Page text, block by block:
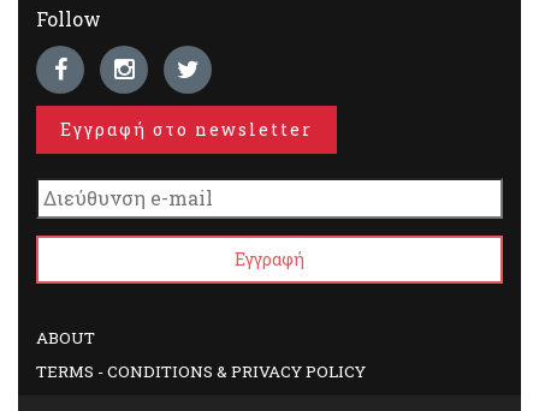
Follow
Εγγραφή στο newsletter
ABOUT
TERMS - CONDITIONS & PRIVACY POLICY